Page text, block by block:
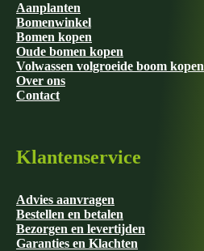
Aanplanten
Bomenwinkel
Bomen kopen
Oude bomen kopen
Volwassen volgroeide boom kopen
Over ons
Contact
Klantenservice
Advies aanvragen
Bestellen en betalen
Bezorgen en levertijden
Garanties en Klachten